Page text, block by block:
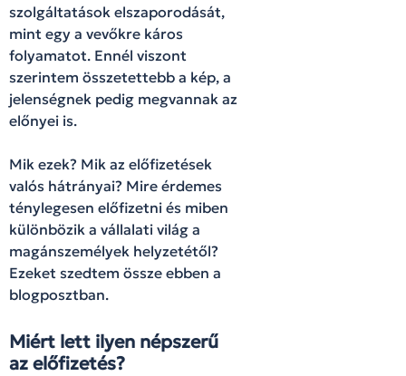
szolgáltatások elszaporodását,
mint egy a vevőkre káros
folyamatot. Ennél viszont
szerintem összetettebb a kép, a
jelenségnek pedig megvannak az
előnyei is.
Mik ezek? Mik az előfizetések
valós hátrányai? Mire érdemes
ténylegesen előfizetni és miben
különbözik a vállalati világ a
magánszemélyek helyzetétől?
Ezeket szedtem össze ebben a
blogposztban.
Miért lett ilyen népszerű
az előfizetés?